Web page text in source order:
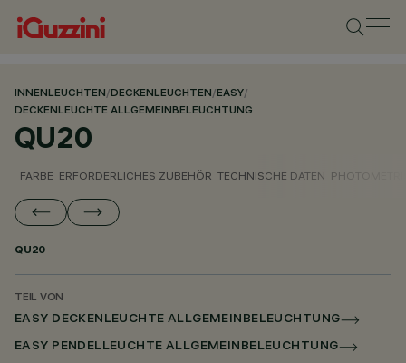
INNENLEUCHTEN/DECKENLEUCHTEN/EASY/
DECKENLEUCHTE ALLGEMEINBELEUCHTUNG
QU20
FARBE ERFORDERLICHES ZUBEHÖR TECHNISCHE DATEN
QU20
TEIL VON
EASY DECKENLEUCHTE ALLGEMEINBELEUCHTUNG
EASY PENDELLEUCHTE ALLGEMEINBELEUCHTUNG